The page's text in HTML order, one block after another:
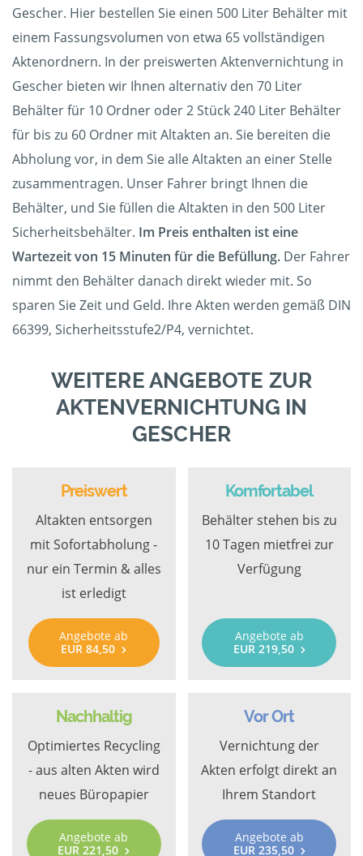
Gescher. Hier bestellen Sie einen 500 Liter Behälter mit
einem Fassungsvolumen von etwa 65 vollständigen
Aktenordnern. In der preiswerten Aktenvernichtung in
Gescher bieten wir Ihnen alternativ den 70 Liter
Behälter für 10 Ordner oder 2 Stück 240 Liter Behälter
für bis zu 60 Ordner mit Altakten an. Sie bereiten die
Abholung vor, in dem Sie alle Altakten an einer Stelle
zusammentragen. Unser Fahrer bringt Ihnen die
Behälter, und Sie füllen die Altakten in den 500 Liter
Sicherheitsbehälter. Im Preis enthalten ist eine
Wartezeit von 15 Minuten für die Befüllung. Der Fahrer
nimmt den Behälter danach direkt wieder mit. So
sparen Sie Zeit und Geld. Ihre Akten werden gemäß DIN
66399, Sicherheitsstufe2/P4, vernichtet.
WEITERE ANGEBOTE ZUR
AKTENVERNICHTUNG IN
GESCHER
Preiswert
Altakten entsorgen
mit Sofortabholung -
nur ein Termin & alles
ist erledigt
Angebote ab
EUR 84,50
Komfortabel
Behälter stehen bis zu
10 Tagen mietfrei zur
Verfügung
Angebote ab
EUR 219,50
Nachhaltig
Optimiertes Recycling
- aus alten Akten wird
neues Büropapier
Angebote ab
EUR 221,50
Vor Ort
Vernichtung der
Akten erfolgt direkt an
Ihrem Standort
Angebote ab
EUR 235,50